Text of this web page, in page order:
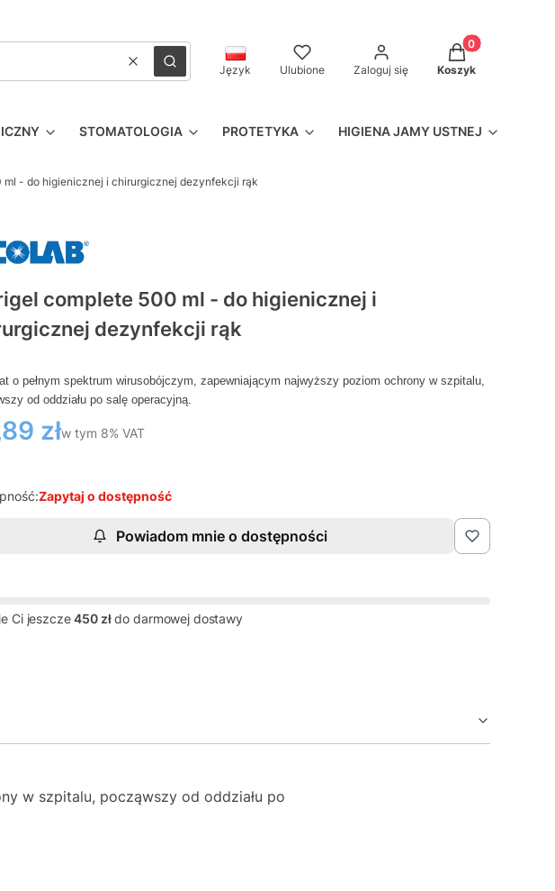
WyczyśćSzukaj Język Ulubione Zaloguj się
Produkty w
Koszyk
STOMATOLOGIA PROTETYKA HIGIENA JAMY USTNEJ
ml - do higienicznej i chirurgicznej dezynfekcji rąk
complete 500 ml - do higienicznej i
dezynfekcji rąk
o pełnym spektrum wirusobójczym, zapewniającym najwyższy poziom ochrony w szpitalu,
od oddziału po salę operacyjną.
złw tym 8% VAT
w tym 8% VAT
Zapytaj o dostępność
Powiadom mnie o dostępności
Ci jeszcze450 złdo darmowej dostawy
w szpitalu, począwszy od oddziału po